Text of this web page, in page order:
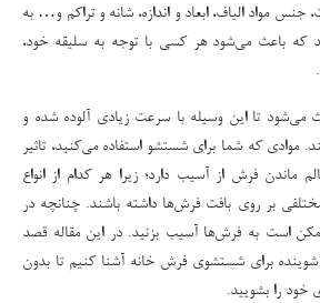
جنس مواد الیاف، ابعاد و اندازه، شانه و تراکم و… به
که باعث می‌شود هر کسی با توجه به سلیقه خود،
می‌شود تا این وسیله با سرعت زیادی آلوده شده و
موادی که شما برای شستشو استفاده می‌کنید، تاثیر
ماندن فرش از آسیب دارد؛ زیرا هر کدام از انواع
مختلفی بر روی بافت فرش‌ها داشته باشند. چنانچه در
است به فرش‌ها آسیب بزنید. در این مقاله قصد
شوینده برای شستشوی فرش خانه آشنا کنیم تا بدون
را بشویید.